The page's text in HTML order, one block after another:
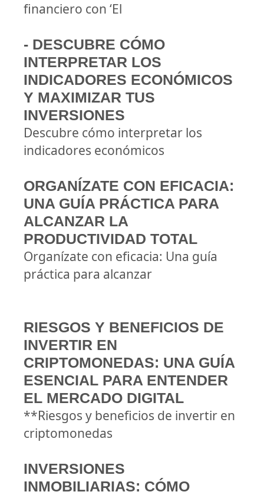
financiero con ‘El
- DESCUBRE CÓMO
INTERPRETAR LOS
INDICADORES ECONÓMICOS
Y MAXIMIZAR TUS
INVERSIONES
Descubre cómo interpretar los
indicadores económicos
ORGANÍZATE CON EFICACIA:
UNA GUÍA PRÁCTICA PARA
ALCANZAR LA
PRODUCTIVIDAD TOTAL
Organízate con eficacia: Una guía
práctica para alcanzar
RIESGOS Y BENEFICIOS DE
INVERTIR EN
CRIPTOMONEDAS: UNA GUÍA
ESENCIAL PARA ENTENDER
EL MERCADO DIGITAL
**Riesgos y beneficios de invertir en
criptomonedas
INVERSIONES
INMOBILIARIAS: CÓMO